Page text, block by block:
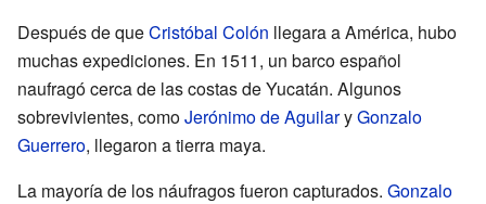
Después de queCristóbal Colón llegara a América, hubo
muchas expediciones. En 1511, un barco español
naufragó cerca de las costas de Yucatán. Algunos
sobrevivientes, comoJerónimo de AguilaryGonzalo
Guerrero, llegaron a tierra maya.
La mayoría de los náufragos fueron capturados. Gonzalo